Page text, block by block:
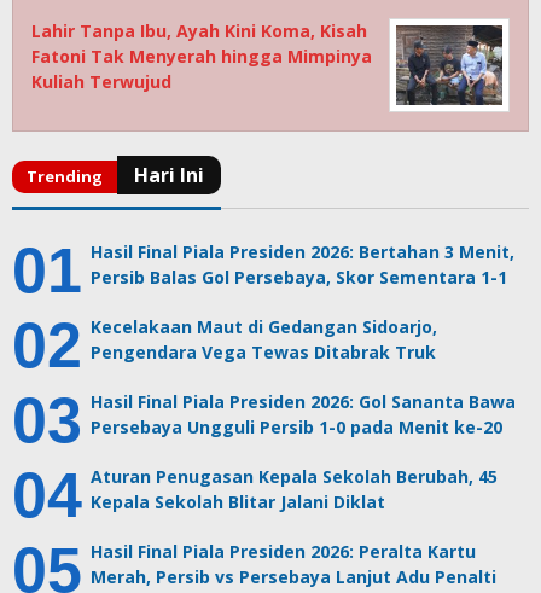
Lahir Tanpa Ibu, Ayah Kini Koma, Kisah
Fatoni Tak Menyerah hingga Mimpinya
Kuliah Terwujud
Hasil Final Piala Presiden 2026: Bertahan 3 Menit,
Persib Balas Gol Persebaya, Skor Sementara 1-1
Kecelakaan Maut di Gedangan Sidoarjo,
Pengendara Vega Tewas Ditabrak Truk
Hasil Final Piala Presiden 2026: Gol Sananta Bawa
Persebaya Ungguli Persib 1-0 pada Menit ke-20
Aturan Penugasan Kepala Sekolah Berubah, 45
Kepala Sekolah Blitar Jalani Diklat
Hasil Final Piala Presiden 2026: Peralta Kartu
Merah, Persib vs Persebaya Lanjut Adu Penalti